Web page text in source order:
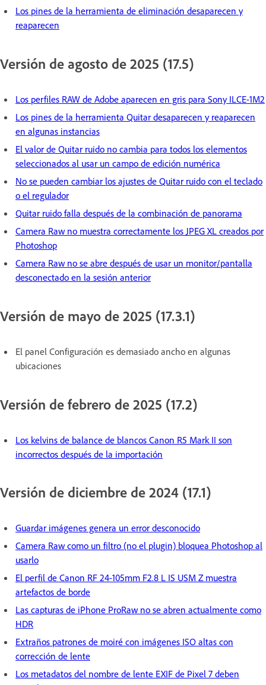
Los pines de la herramienta de eliminación desaparecen y
reaparecen
Versión de agosto de 2025 (17.5)
Los perfiles RAW de Adobe aparecen en gris para Sony ILCE-1M2
Los pines de la herramienta Quitar desaparecen y reaparecen
en algunas instancias
El valor de Quitar ruido no cambia para todos los elementos
seleccionados al usar un campo de edición numérica
No se pueden cambiar los ajustes de Quitar ruido con el teclado
o el regulador
Quitar ruido falla después de la combinación de panorama
Camera Raw no muestra correctamente los JPEG XL creados por
Photoshop
Camera Raw no se abre después de usar un monitor/pantalla
desconectado en la sesión anterior
Versión de mayo de 2025 (17.3.1)
El panel Configuración es demasiado ancho en algunas
ubicaciones
Versión de febrero de 2025 (17.2)
Los kelvins de balance de blancos Canon R5 Mark II son
incorrectos después de la importación
Versión de diciembre de 2024 (17.1)
Guardar imágenes genera un error desconocido
Camera Raw como un filtro (no el plugin) bloquea Photoshop al
usarlo
El perfil de Canon RF 24-105mm F2.8 L IS USM Z muestra
artefactos de borde
Las capturas de iPhone ProRaw no se abren actualmente como
HDR
Extraños patrones de moiré con imágenes ISO altas con
corrección de lente
Los metadatos del nombre de lente EXIF de Pixel 7 deben